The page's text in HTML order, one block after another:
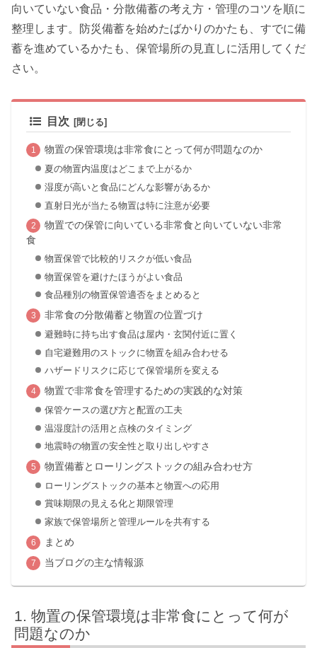
向いていない食品・分散備蓄の考え方・管理のコツを順に
整理します。防災備蓄を始めたばかりのかたも、すでに備
蓄を進めているかたも、保管場所の見直しに活用してくだ
さい。
目次
物置の保管環境は非常食にとって何が問題なのか
夏の物置内温度はどこまで上がるか
湿度が高いと食品にどんな影響があるか
直射日光が当たる物置は特に注意が必要
物置での保管に向いている非常食と向いていない非常
食
物置保管で比較的リスクが低い食品
物置保管を避けたほうがよい食品
食品種別の物置保管適否をまとめると
非常食の分散備蓄と物置の位置づけ
避難時に持ち出す食品は屋内・玄関付近に置く
自宅避難用のストックに物置を組み合わせる
ハザードリスクに応じて保管場所を変える
物置で非常食を管理するための実践的な対策
保管ケースの選び方と配置の工夫
温湿度計の活用と点検のタイミング
地震時の物置の安全性と取り出しやすさ
物置備蓄とローリングストックの組み合わせ方
ローリングストックの基本と物置への応用
賞味期限の見える化と期限管理
家族で保管場所と管理ルールを共有する
まとめ
当ブログの主な情報源
物置の保管環境は非常食にとって何が
問題なのか